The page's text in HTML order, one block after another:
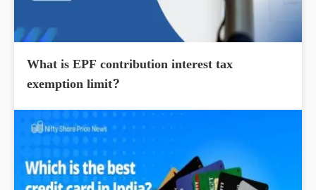
What is EPF contribution interest tax
exemption limit?